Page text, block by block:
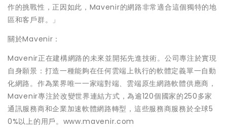
作的挑戰性，正因如此，Mavenir的網路非常適合這個獨特的地
區和客戶群。」
關於Mavenir：
Mavenir正在建構網路的未來並開拓先進技術。公司專注於實現
自身願景：打造一種能夠在任何雲端上執行的軟體定義單一自動
化網路。作為業界唯一一家端對端、雲端原生網路軟體供應商，
Mavenir專注於改變世界連結方式，為逾120個國家的250多家
通訊服務商和企業加速軟體網路轉型，這些服務商服務於全球5
0%以上的用戶。www.mavenir.com